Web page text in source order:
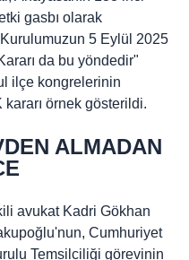
gasbı olarak
5 Eylül 2025
da bu yöndedir"
ilçe kongrelerinin
örnek gösterildi.
ALMADAN
avukat Kadri Gökhan
Cumhuriyet
Temsilciliği görevinin